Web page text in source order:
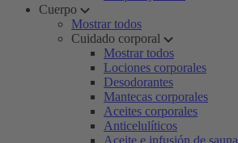
Cuerpo
Mostrar todos
Cuidado corporal
Mostrar todos
Lociones corporales
Desodorantes
Mantecas corporales
Aceites corporales
Anticelulíticos
Aceite e infusión de sauna